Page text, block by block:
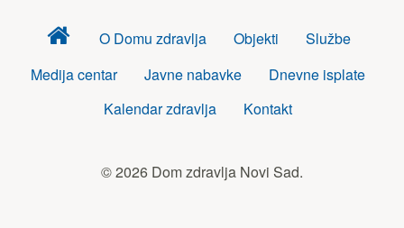
Dom
zdravlja
O Domu zdravlja Objekti
Službe
Medija centar
Javne nabavke
Dnevne isplate
Kalendar zdravlja
Kontakt
© 2026 Dom zdravlja Novi Sad.